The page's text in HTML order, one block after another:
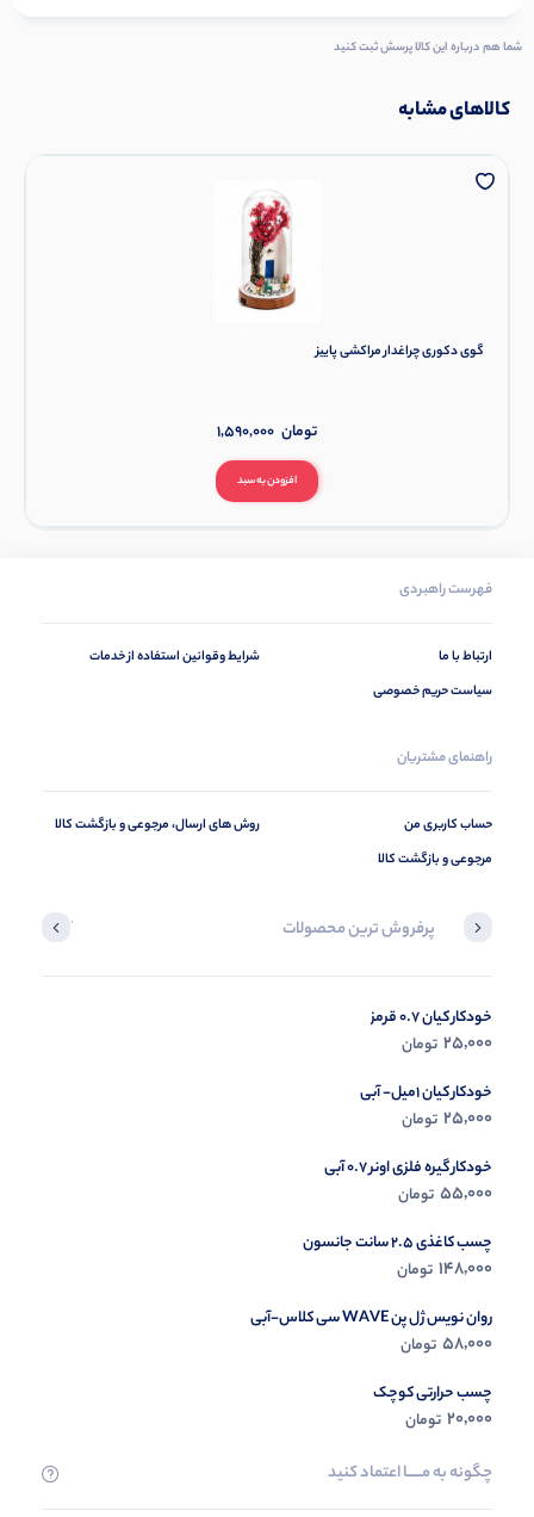
شما هم درباره این کالا پرسش ثبت کنید
کالاهای مشابه
گوی دکوری چراغدار مراکشی پاییز
افزودن به سبد
1,590,000 تومان
فهرست راهبردی
ارتباط با ما
سیاست حریم خصوصی
شرایط وقوانین استفاده از خدمات
راهنمای مشتریان
حساب کاربری من
مرجوعی و بازگشت کالا
روش های ارسال، مرجوعی و بازگشت کالا
پرفروش ترین محصولات آخرین
خودکار کیان 0.7 قرمز
25,000 تومان
خودکار کیان 1میل- آبی
25,000 تومان
خودکار گیره فلزی اونر 0.7 آبی
55,000 تومان
چسب کاغذی 2.5 سانت جانسون
148,000 تومان
روان نویس ژل پن WAVE سی کلاس-آبی
58,000 تومان
چسب حرارتی کوچک
20,000 تومان
چگونه به مــــــا اعتماد کنید